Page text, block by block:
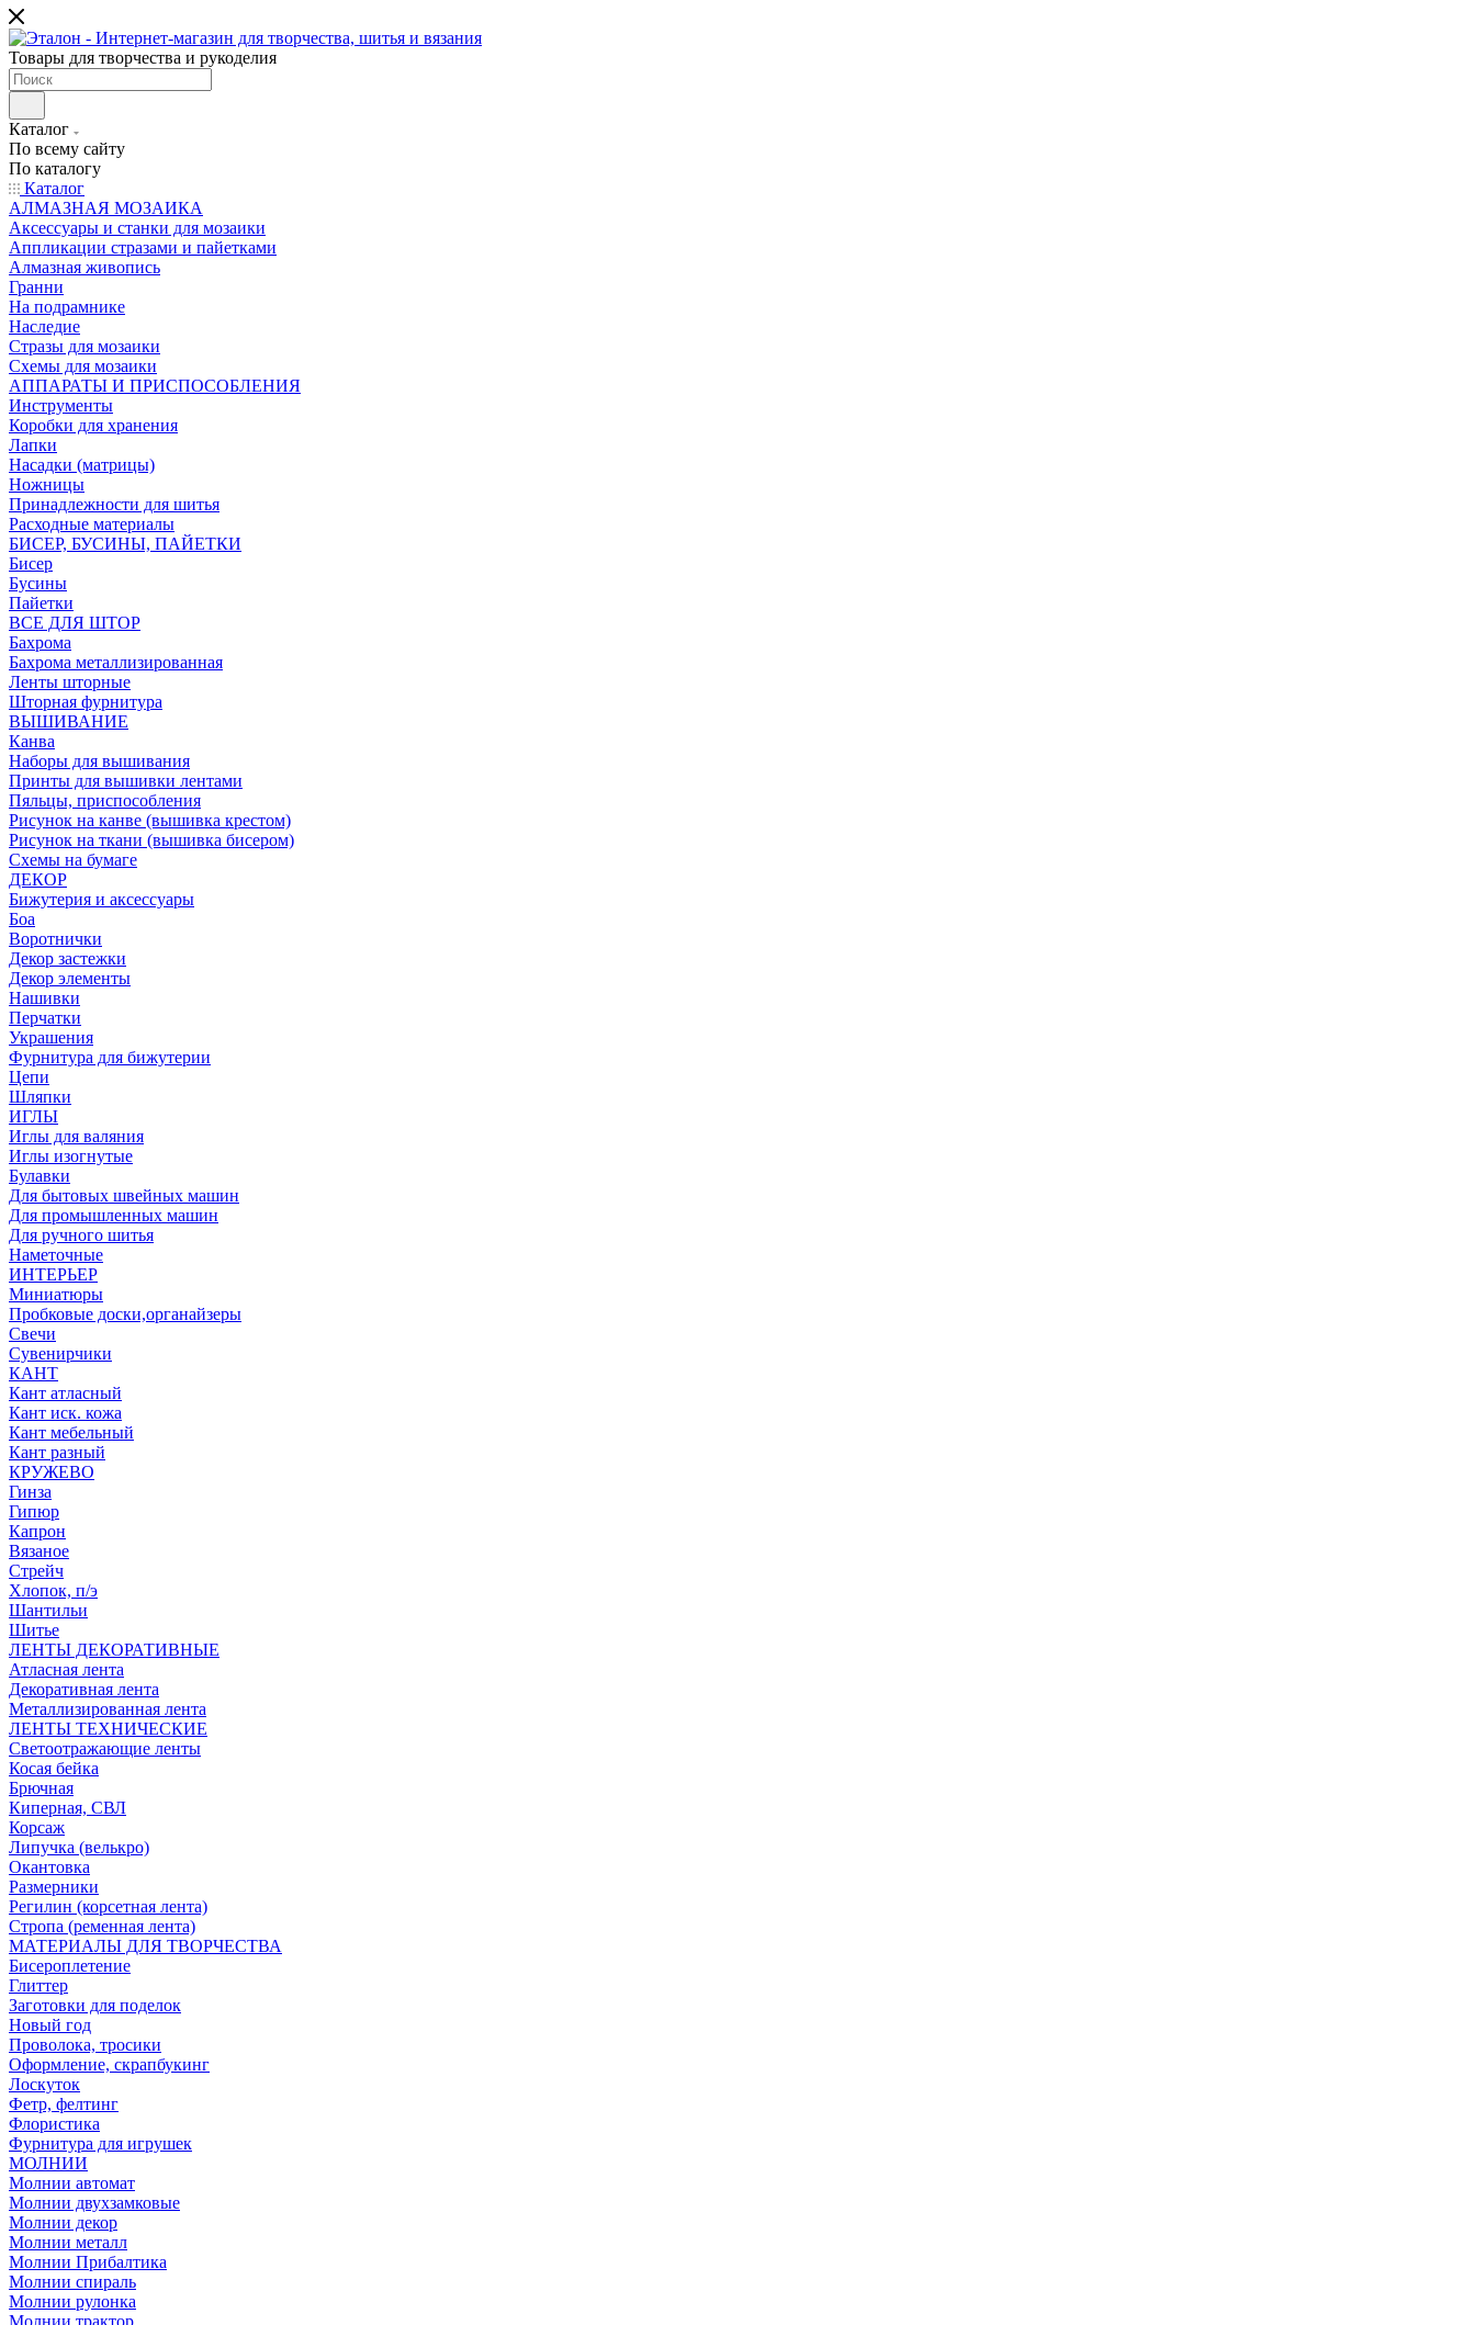
Товары для творчества и рукоделия
Каталог
По всему сайту
По каталогу
Каталог
АЛМАЗНАЯ МОЗАИКА
Аксессуары и станки для мозаики
Аппликации стразами и пайетками
Алмазная живопись
Гранни
На подрамнике
Наследие
Стразы для мозаики
Схемы для мозаики
АППАРАТЫ И ПРИСПОСОБЛЕНИЯ
Инструменты
Коробки для хранения
Лапки
Насадки (матрицы)
Ножницы
Принадлежности для шитья
Расходные материалы
БИСЕР, БУСИНЫ, ПАЙЕТКИ
Бисер
Бусины
Пайетки
ВСЕ ДЛЯ ШТОР
Бахрома
Бахрома металлизированная
Ленты шторные
Шторная фурнитура
ВЫШИВАНИЕ
Канва
Наборы для вышивания
Принты для вышивки лентами
Пяльцы, приспособления
Рисунок на канве (вышивка крестом)
Рисунок на ткани (вышивка бисером)
Схемы на бумаге
ДЕКОР
Бижутерия и аксессуары
Боа
Воротнички
Декор застежки
Декор элементы
Нашивки
Перчатки
Украшения
Фурнитура для бижутерии
Цепи
Шляпки
ИГЛЫ
Иглы для валяния
Иглы изогнутые
Булавки
Для бытовых швейных машин
Для промышленных машин
Для ручного шитья
Наметочные
ИНТЕРЬЕР
Миниатюры
Пробковые доски,органайзеры
Свечи
Сувенирчики
КАНТ
Кант атласный
Кант иск. кожа
Кант мебельный
Кант разный
КРУЖЕВО
Гинза
Гипюр
Капрон
Вязаное
Стрейч
Хлопок, п/э
Шантильи
Шитье
ЛЕНТЫ ДЕКОРАТИВНЫЕ
Атласная лента
Декоративная лента
Металлизированная лента
ЛЕНТЫ ТЕХНИЧЕСКИЕ
Светоотражающие ленты
Косая бейка
Брючная
Киперная, СВЛ
Корсаж
Липучка (велькро)
Окантовка
Размерники
Регилин (корсетная лента)
Стропа (ременная лента)
МАТЕРИАЛЫ ДЛЯ ТВОРЧЕСТВА
Бисероплетение
Глиттер
Заготовки для поделок
Новый год
Проволока, тросики
Оформление, скрапбукинг
Лоскуток
Фетр, фелтинг
Флористика
Фурнитура для игрушек
МОЛНИИ
Молнии автомат
Молнии двухзамковые
Молнии декор
Молнии металл
Молнии Прибалтика
Молнии спираль
Молнии рулонка
Молнии трактор